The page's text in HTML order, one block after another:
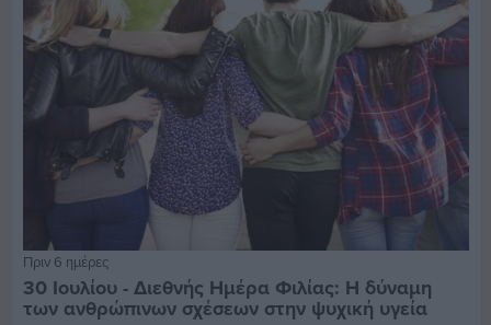
Πριν 6 ημέρες
30 Ιουλίου - Διεθνής Ημέρα Φιλίας: Η δύναμη
των ανθρώπινων σχέσεων στην ψυχική υγεία